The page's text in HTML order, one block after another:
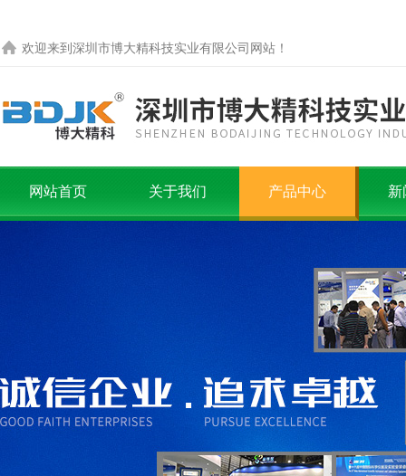
欢迎来到 深圳市博大精科技实业有限公司 网站！
网站首页 关于我们 产品中心 新